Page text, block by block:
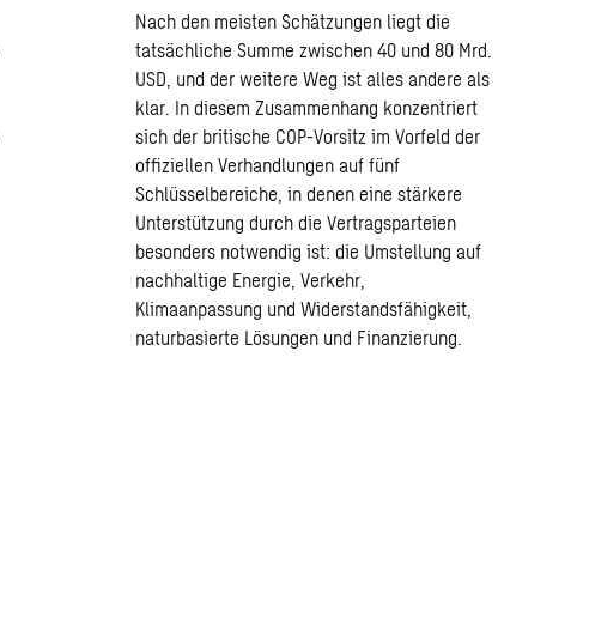
Nach den meisten Schätzungen liegt die
tatsächliche Summe zwischen 40 und 80 Mrd.
USD, und der weitere Weg ist alles andere als
klar. In diesem Zusammenhang konzentriert
sich der britische COP-Vorsitz im Vorfeld der
offiziellen Verhandlungen auf fünf
Schlüsselbereiche, in denen eine stärkere
Unterstützung durch die Vertragsparteien
besonders notwendig ist: die Umstellung auf
nachhaltige Energie, Verkehr,
Klimaanpassung und Widerstandsfähigkeit,
naturbasierte Lösungen und Finanzierung.